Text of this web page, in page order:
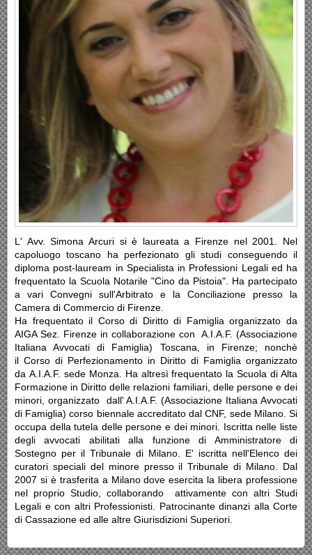
L' Avv. Simona Arcuri si è laureata a Firenze nel 2001. Nel
capoluogo toscano ha perfezionato gli studi conseguendo il
diploma post-lauream in Specialista in Professioni Legali ed ha
frequentato la Scuola Notarile "Cino da Pistoia". Ha partecipato
a vari Convegni sull'Arbitrato e la Conciliazione presso la
Camera di Commercio di Firenze.
Ha frequentato il Corso di Diritto di Famiglia organizzato da
AIGA Sez. Firenze in collaborazione con A.I.A.F. (Associazione
Italiana Avvocati di Famiglia) Toscana, in Firenze; nonchè
il Corso di Perfezionamento in Diritto di Famiglia organizzato
da A.I.A.F. sede Monza. Ha altresì frequentato la Scuola di Alta
Formazione in Diritto delle relazioni familiari, delle persone e dei
minori, organizzato dall' A.I.A.F. (Associazione Italiana Avvocati
di Famiglia) corso biennale accreditato dal CNF, sede Milano. Si
occupa della tutela delle persone e dei minori. Iscritta nelle liste
degli avvocati abilitati alla funzione di Amministratore di
Sostegno per il Tribunale di Milano. E' iscritta nell'Elenco dei
curatori speciali del minore presso il Tribunale di Milano. Dal
2007 si è trasferita a Milano dove esercita la libera professione
nel proprio Studio, collaborando attivamente con altri Studi
Legali e con altri Professionisti. Patrocinante dinanzi alla Corte
di Cassazione ed alle altre Giurisdizioni Superiori.